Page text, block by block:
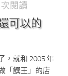
次閱讀
可以的
，就和 2005 年
「饌王」的店